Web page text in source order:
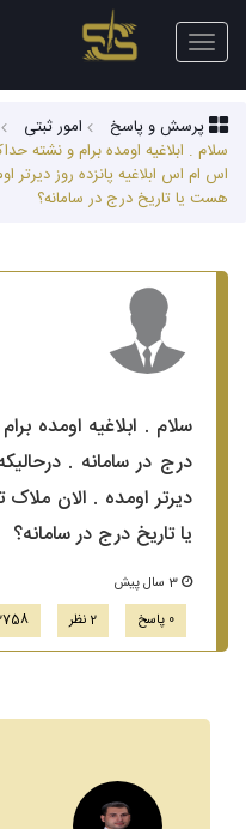
Toggle
navigation
پرسش و پاسخ
امور ثبتی
سلام . ابلاغیه اومده برام و نشته
اس ام اس ابلاغیه پانزده روز
هست یا تاریخ درج در سامانه؟
سلام . ابلاغیه اومده
درج در سامانه .
دیرتر اومده . الان
یا تاریخ درج در سامانه؟
0 پاسخ
2 نظر 2758